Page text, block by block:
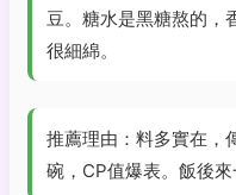
豆。糖水是黑糖熬的，
很細綿。
推薦理由：料多實在，
碗，CP值爆表。飯後來